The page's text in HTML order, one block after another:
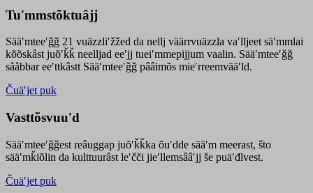
Tuʹmmstõktuâjj
Sääʹmteeʹǧǧ 21 vuäzzliʹžžed da nellj väärrvuäzzla vaʹlljeet säʹmmlai
kõõskâst juõʹǩǩ neelljad eeʹjj tueiʹmmepijjum vaalin. Sääʹmteeʹǧǧ
sååbbar eeʹttkâstt Sääʹmteeʹǧǧ pââimõs mieʹrreemvääʹld.
Čuäʹjet puk
Vasttõsvuuʹd
Sääʹmteeʹǧǧest reâuggap juõʹǩǩka õuʹdde sääʹm meerast, što
sääʹmǩiõlin da kulttuurâst leʹčči jieʹllemsââʹjj še puäʹđlvest.
Čuäʹjet puk